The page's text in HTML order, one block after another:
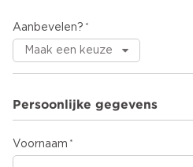
Aanbevelen?
Persoonlijke gegevens
Voornaam